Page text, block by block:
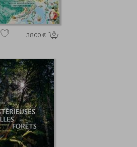
38.00 €